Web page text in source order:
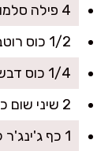
4 פילה סלמון (כ-200 גרם כל אחד)
1/2 כוס רוטב סויה
1/4 כוס דבש
2 שיני שום כתושות
1 כף ג'ינג'ר קצוץ דק